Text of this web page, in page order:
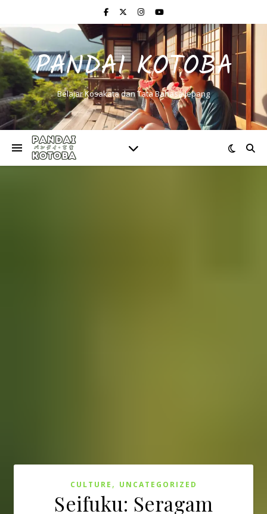
PANDAI KOTOBA
Belajar Kosakata dan Tata Bahasa Jepang
CULTURE , UNCATEGORIZED
Seifuku: Seragam